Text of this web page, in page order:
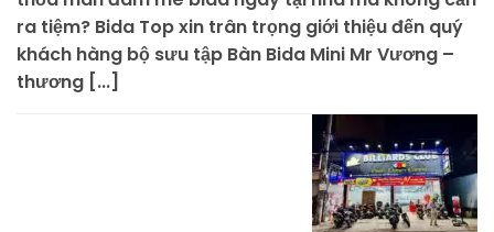
ra tiệm? Bida Top xin trân trọng giới thiệu đến quý
khách hàng bộ sưu tập Bàn Bida Mini Mr Vương –
thương [...]